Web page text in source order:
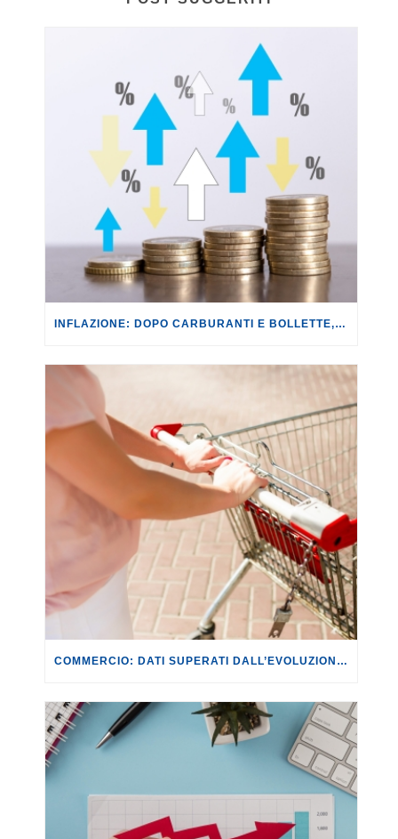
INFLAZIONE: DOPO CARBURANTI E BOLLETTE, GLI EFFETTI DEL CONFLITTO INIZIANO A FARSI SENTIRE SUI PREZZI.
COMMERCIO: DATI SUPERATI DALL’EVOLUZIONE DEI FATTI. CON IL CONFLITTO IN MEDIO ORIENTE SI RISCHIANO RIPERCUSSIONI PER LE FAMIGLIE DI +649,64 EURO ANNUI.